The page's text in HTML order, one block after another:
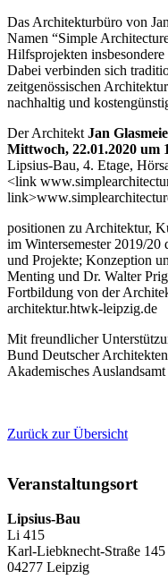
Das Architekturbüro von
Namen “Simple
Hilfsprojekten
Dabei verbinden sich
zeitgenössischen
nachhaltig und
Der Architekt Jan
Mittwoch, 22.01.2020 um
Lipsius-Bau, 4. Etage,
<link
positionen zu Architektur,
im Wintersemester 2019/20
und Projekte; Konzeption
Menting und Dr. Walter
Fortbildung von der
architektur.htwk-leipzig.de
Mit freundlicher
Bund Deutscher
Akademisches
Zurück zur Übersicht
Veranstaltungsort
Lipsius-Bau
Li 415
Karl-Liebknecht-Straße 145
04277 Leipzig